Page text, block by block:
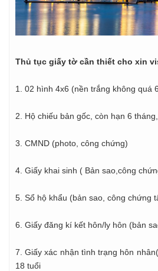
Thủ tục giấy tờ cần thiết cho xin
1. 02 hình 4x6 (nền trắng không quá
2. Hộ chiếu bản gốc, còn hạn 6
3. CMND (photo, công chứng)
4. Giấy khai sinh ( Bản sao,công
5. Sổ hộ khẩu (bản sao, công chứng
6. Giấy đăng kí kết hôn/ly hôn (bản
7. Giấy xác nhận tình trạng hôn
18 tuổi